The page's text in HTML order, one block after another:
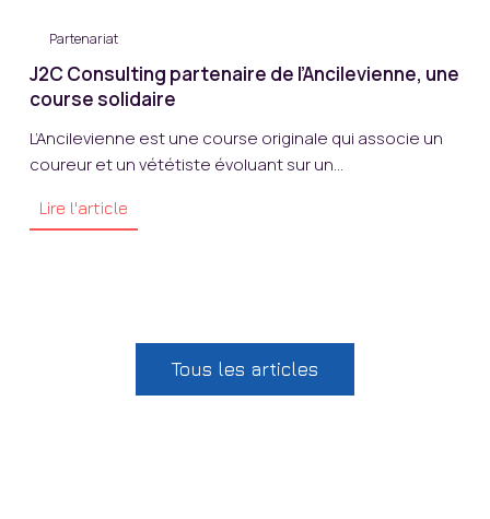
Partenariat
J2C Consulting partenaire de l’Ancilevienne, une
course solidaire
L’Ancilevienne est une course originale qui associe un
coureur et un vététiste évoluant sur un...
Lire l'article
Tous les articles